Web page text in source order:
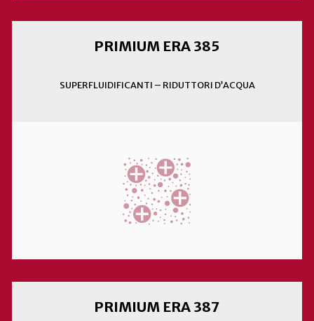
PRIMIUM ERA 385
SUPERFLUIDIFICANTI – RIDUTTORI D’ACQUA
PRIMIUM ERA 387